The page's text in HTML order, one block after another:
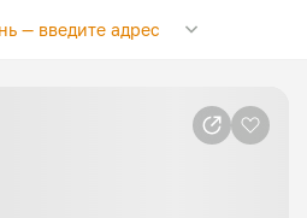
— введите адрес